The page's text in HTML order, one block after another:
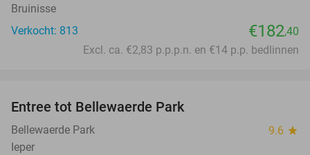
Bruinisse
Verkocht: 813
€182,40
Excl. ca. €2,83 p.p.p.n. en €14 p.p. bedlinnen
Entree tot Bellewaerde Park
Bellewaerde Park 9.6 star
Ieper